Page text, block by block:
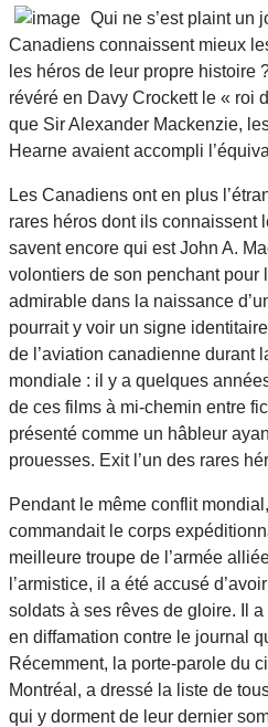
Qui ne s’est plaint un
Canadiens connaissent mieux
les héros de leur propre histoire
révéré en Davy Crockett le « roi
que Sir Alexander Mackenzie,
Hearne avaient accompli
Les Canadiens ont en plus
rares héros dont ils connaissent
savent encore qui est John A.
volontiers de son penchant pour
admirable dans la naissance
pourrait y voir un signe
de l’aviation canadienne durant
mondiale : il y a quelques
de ces films à mi-chemin entre
présenté comme un hâbleur
prouesses. Exit l’un des rares
Pendant le même conflit
commandait le corps
meilleure troupe de l’armée
l’armistice, il a été accusé
soldats à ses rêves de gloire. Il
en diffamation contre le journal
Récemment, la porte-parole du
Montréal, a dressé la liste de
qui y dorment de leur dernier